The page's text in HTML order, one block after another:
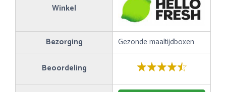
Winkel
Bezorging Gezonde maaltijdboxen
Beoordeling